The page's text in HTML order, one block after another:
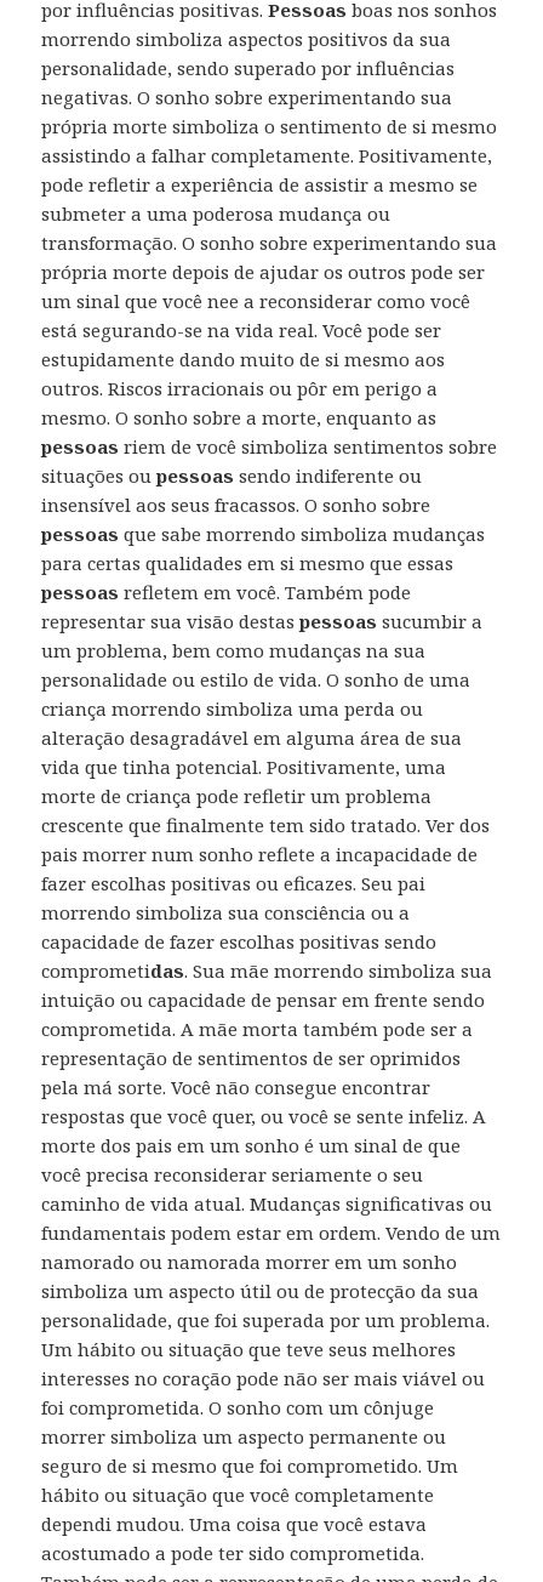
por influências positivas.Pessoas boas nos sonhos
morrendo simboliza aspectos positivos da sua
personalidade, sendo superado por influências
negativas. O sonho sobre experimentando sua
própria morte simboliza o sentimento de si mesmo
assistindo a falhar completamente. Positivamente,
pode refletir a experiência de assistir a mesmo se
submeter a uma poderosa mudança ou
transformação. O sonho sobre experimentando sua
própria morte depois de ajudar os outros pode ser
um sinal que você nee a reconsiderar como você
está segurando-se na vida real. Você pode ser
estupidamente dando muito de si mesmo aos
outros. Riscos irracionais ou pôr em perigo a
mesmo. O sonho sobre a morte, enquanto as
pessoas riem de você simboliza sentimentos sobre
situações oupessoas sendo indiferente ou
insensível aos seus fracassos. O sonho sobre
pessoas que sabe morrendo simboliza mudanças
para certas qualidades em si mesmo que essas
pessoas refletem em você. Também pode
representar sua visão destaspessoas sucumbir a
um problema, bem como mudanças na sua
personalidade ou estilo de vida. O sonho de uma
criança morrendo simboliza uma perda ou
alteração desagradável em alguma área de sua
vida que tinha potencial. Positivamente, uma
morte de criança pode refletir um problema
crescente que finalmente tem sido tratado. Ver dos
pais morrer num sonho reflete a incapacidade de
fazer escolhas positivas ou eficazes. Seu pai
morrendo simboliza sua consciência ou a
capacidade de fazer escolhas positivas sendo
comprometidas. Sua mãe morrendo simboliza sua
intuição ou capacidade de pensar em frente sendo
comprometida. A mãe morta também pode ser a
representação de sentimentos de ser oprimidos
pela má sorte. Você não consegue encontrar
respostas que você quer, ou você se sente infeliz. A
morte dos pais em um sonho é um sinal de que
você precisa reconsiderar seriamente o seu
caminho de vida atual. Mudanças significativas ou
fundamentais podem estar em ordem. Vendo de um
namorado ou namorada morrer em um sonho
simboliza um aspecto útil ou de protecção da sua
personalidade, que foi superada por um problema.
Um hábito ou situação que teve seus melhores
interesses no coração pode não ser mais viável ou
foi comprometida. O sonho com um cônjuge
morrer simboliza um aspecto permanente ou
seguro de si mesmo que foi comprometido. Um
hábito ou situação que você completamente
dependi mudou. Uma coisa que você estava
acostumado a pode ter sido comprometida.